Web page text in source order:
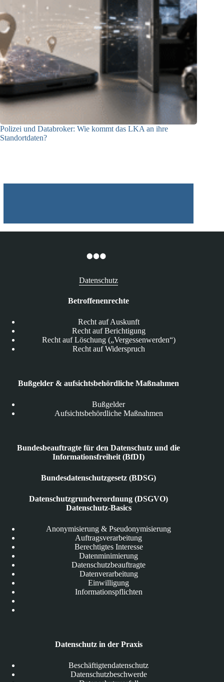
Polizei und Databroker: Wie kommt das LKA an ihre
Standortdaten?
Datenschutz
Betroffenenrechte
Recht auf Auskunft
Recht auf Berichtigung
Recht auf Löschung („Vergessenwerden“)
Recht auf Widerspruch
Bußgelder & aufsichtsbehördliche Maßnahmen
Bußgelder
Aufsichtsbehördliche Maßnahmen
Bundesbeauftragte für den Datenschutz und die
Informationsfreiheit (BfDI)
Bundesdatenschutzgesetz (BDSG)
Datenschutzgrundverordnung (DSGVO)
Datenschutz-Basics
Anonymisierung & Pseudonymisierung
Auftragsverarbeitung
Berechtigtes Interesse
Datenminimierung
Datenschutzbeauftragte
Datenverarbeitung
Einwilligung
Informationspflichten
Datenschutz in der Praxis
Beschäftigtendatenschutz
Datenschutzbeschwerde